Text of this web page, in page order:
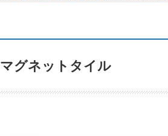
マグネットタイル